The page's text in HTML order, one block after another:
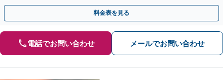
執行／事業承継など、お任せください」【休日相談あり】
料金表を見る
電話でお問い合わせ メールでお問い合わせ